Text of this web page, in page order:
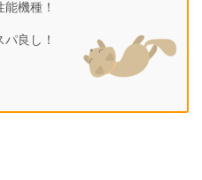
機種！
良し！